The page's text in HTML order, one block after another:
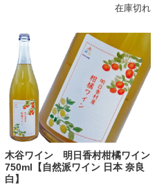
在庫切れ
木谷ワイン 明日香村柑橘ワイン
750ml【自然派ワイン 日本 奈良
白】